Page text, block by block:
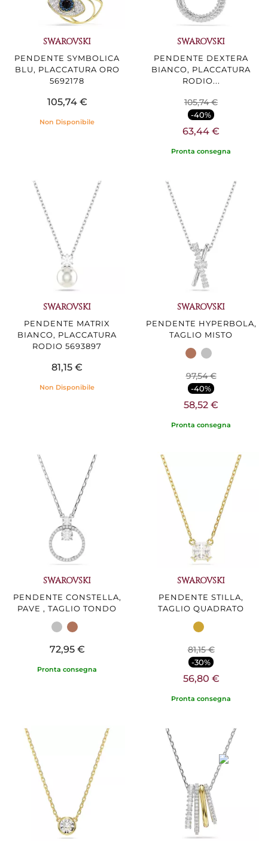
SWAROVSKI
PENDENTE SYMBOLICA
BLU, PLACCATURA ORO
5692178
105,74 €
Non Disponibile
SWAROVSKI
PENDENTE DEXTERA
BIANCO, PLACCATURA
RODIO...
105,74 €
-40%
63,44 €
Pronta consegna
SWAROVSKI
PENDENTE MATRIX
BIANCO, PLACCATURA
RODIO 5693897
81,15 €
Non Disponibile
SWAROVSKI
PENDENTE HYPERBOLA,
TAGLIO MISTO
97,54 €
-40%
58,52 €
Pronta consegna
SWAROVSKI
PENDENTE CONSTELLA,
PAVE , TAGLIO TONDO
72,95 €
Pronta consegna
SWAROVSKI
PENDENTE STILLA,
TAGLIO QUADRATO
81,15 €
-30%
56,80 €
Pronta consegna